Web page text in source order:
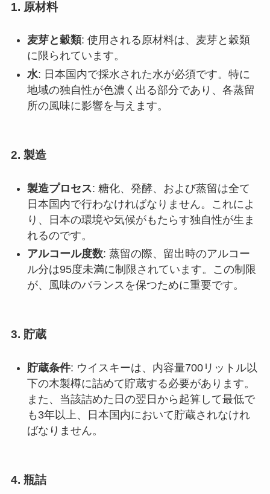
1. 原材料
麦芽と穀類: 使用される原材料は、麦芽と穀類
に限られています。
水: 日本国内で採水された水が必須です。特に
地域の独自性が色濃く出る部分であり、各蒸留
所の風味に影響を与えます。
2. 製造
製造プロセス: 糖化、発酵、および蒸留は全て
日本国内で行わなければなりません。これによ
り、日本の環境や気候がもたらす独自性が生ま
れるのです。
アルコール度数: 蒸留の際、留出時のアルコー
ル分は95度未満に制限されています。この制限
が、風味のバランスを保つために重要です。
3. 貯蔵
貯蔵条件: ウイスキーは、内容量700リットル以
下の木製樽に詰めて貯蔵する必要があります。
また、当該詰めた日の翌日から起算して最低で
も3年以上、日本国内において貯蔵されなけれ
ばなりません。
4. 瓶詰